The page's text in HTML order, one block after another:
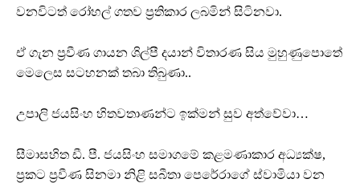
වනවිටත් රෝහල් ගතව ප්‍රතිකාර ලබමින් සිටිනවා.
ඒ ගැන ප්‍රවීණ ගායන ශිල්පී දයාන් විතාරණ සිය මුහුණුපොතේ
මෙලෙස සටහනක් තබා තිබුණා..
උපාලි ජයසිංහ හිතවතාණන්ට ඉක්මන් සුව අත්වේවා…
සීමාසහිත ඩී. පී. ජයසිංහ සමාගමේ කළමණාකාර අධ්‍යක්ෂ,
ප්‍රකට ප්‍රවීණ සිනමා නිළි සබීතා පෙරේරාගේ ස්වාමියා වන